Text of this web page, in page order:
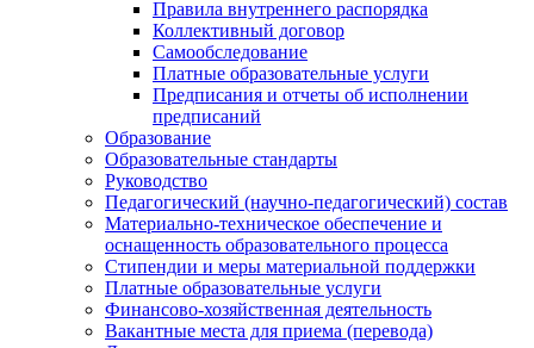
Правила внутреннего распорядка
Коллективный договор
Самообследование
Платные образовательные услуги
Предписания и отчеты об исполнении
предписаний
Образование
Образовательные стандарты
Руководство
Педагогический (научно-педагогический) состав
Материально-техническое обеспечение и
оснащенность образовательного процесса
Стипендии и меры материальной поддержки
Платные образовательные услуги
Финансово-хозяйственная деятельность
Вакантные места для приема (перевода)